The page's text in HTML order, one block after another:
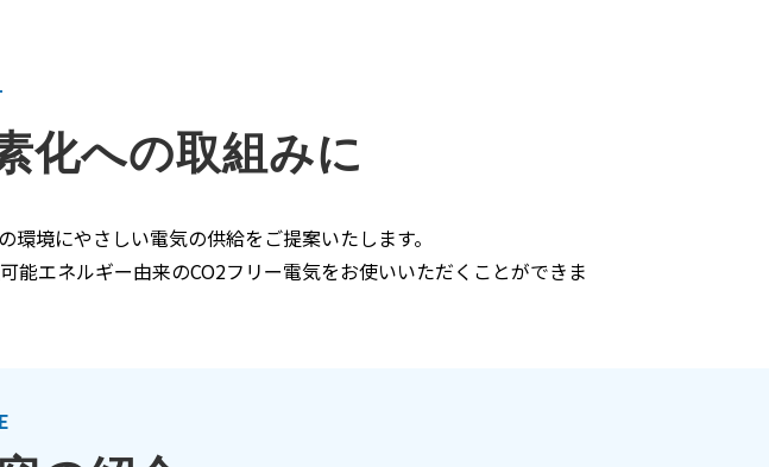
化への取組みに
境にやさしい電気の供給をご提案いたします。
エネルギー由来のCO2フリー電気をお使いいただくことができま